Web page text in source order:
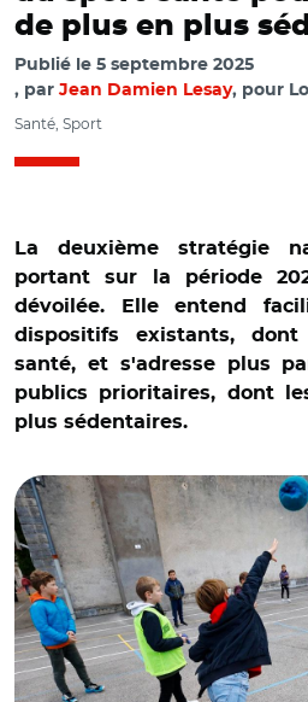
de plus en plus
Publié le 5 septembre 2025
par Jean Damien Lesay, pour
Santé, Sport
La deuxième stratégie
portant sur la période
dévoilée. Elle entend
dispositifs existants,
santé, et s'adresse plus
publics prioritaires, dont
plus sédentaires.